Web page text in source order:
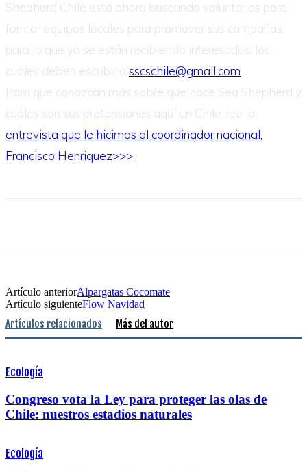
Shepherd Chile está ahora buscando voluntarios para
formar equipos locales para promover sus campañas,
para lo que ya se están recibiendo interesados, los
cuales deben escribir a sscschile@gmail.com
Para que conozcan más sobre que hace Sea Shepherd y
cuáles son sus pretensiones aquí en Chile, lee la
entrevista que le hicimos al coordinador nacional,
Francisco Henriquez>>>
Artículo anteriorAlpargatas Cocomate
Artículo siguienteFlow Navidad
Artículos relacionados Más del autor
Ecología
Congreso vota la Ley para proteger las olas de
Chile: nuestros estadios naturales
Ecología